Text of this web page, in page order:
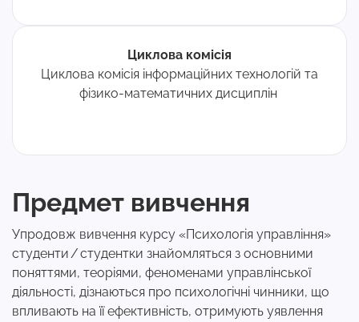
Циклова комісія
Циклова комісія інформаційних технологій та
фізико-математичних дисциплін
Предмет вивчення
Упродовж вивчення курсу «Психологія управління»
студенти / студентки знайомляться з основними
поняттями, теоріями, феноменами управлінської
діяльності, дізнаються про психологічні чинники, що
впливають на її ефективність, отримують уявлення